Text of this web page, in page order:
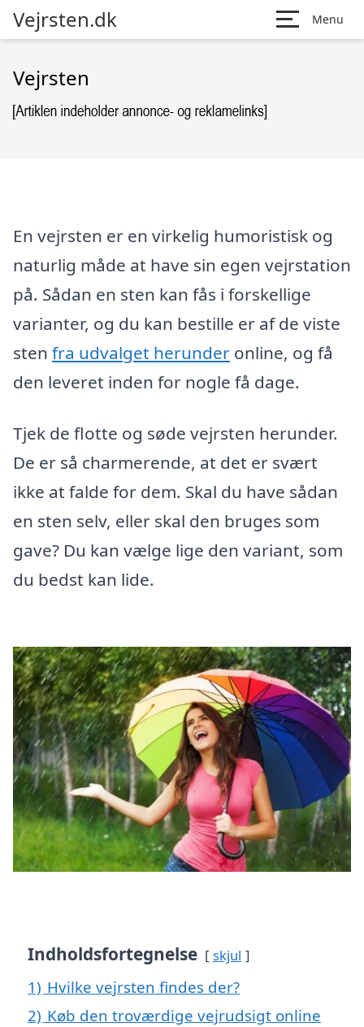
Vejrsten.dk Menu
Vejrsten
En vejrsten er en virkelig humoristisk og
naturlig måde at have sin egen vejrstation
på. Sådan en sten kan fås i forskellige
varianter, og du kan bestille er af de viste
sten fra udvalget herunder online, og få
den leveret inden for nogle få dage.
Tjek de flotte og søde vejrsten herunder.
De er så charmerende, at det er svært
ikke at falde for dem. Skal du have sådan
en sten selv, eller skal den bruges som
gave? Du kan vælge lige den variant, som
du bedst kan lide.
Indholdsfortegnelse skjul
1) Hvilke vejrsten findes der?
2) Køb den troværdige vejrudsigt online